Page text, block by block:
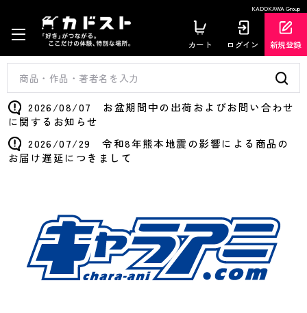
KADOKAWA Group
カート ログイン 新規登録
2026/08/07 お盆期間中の出荷およびお問い合わせ
に関するお知らせ
2026/07/29 令和8年熊本地震の影響による商品の
お届け遅延につきまして